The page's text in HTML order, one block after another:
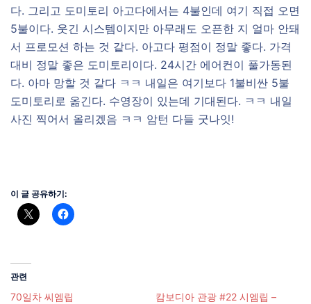
다. 그리고 도미토리 아고다에서는 4불인데 여기 직접 오면
5불이다. 웃긴 시스템이지만 아무래도 오픈한 지 얼마 안돼
서 프로모션 하는 것 같다. 아고다 평점이 정말 좋다. 가격
대비 정말 좋은 도미토리이다. 24시간 에어컨이 풀가동된
다. 아마 망할 것 같다 ㅋㅋ 내일은 여기보다 1불비싼 5불
도미토리로 옮긴다. 수영장이 있는데 기대된다. ㅋㅋ 내일
사진 찍어서 올리겠음 ㅋㅋ 암턴 다들 굿나잇!
이 글 공유하기:
관련
70일차 씨엠립
캄보디아 관광 #22 시엠립 –